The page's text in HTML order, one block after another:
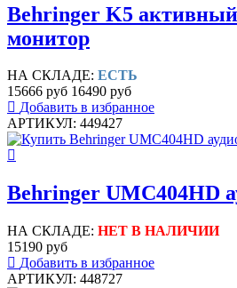
Behringer K5
монитор
НА СКЛАДЕ: ЕСТЬ
15666 руб 16490 руб
Добавить в избранное
АРТИКУЛ: 449427
Behringer UMC404HD
НА СКЛАДЕ: НЕТ В НАЛИЧИИ
15190 руб
Добавить в избранное
АРТИКУЛ: 448727